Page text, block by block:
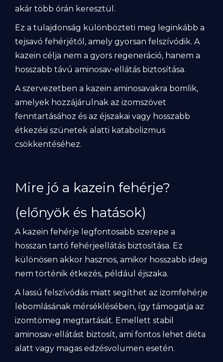
akár több órán keresztül.
Ez a tulajdonság különbözteti meg leginkább a
tejsavó fehérjétől, amely gyorsan felszívódik. A
kazein célja nem a gyors regeneráció, hanem a
hosszabb távú aminosav-ellátás biztosítása.
A szervezetben a kazein aminosavakra bomlik,
amelyek hozzájárulnak az izomszövet
fenntartásához és az éjszakai vagy hosszabb
étkezési szünetek alatti katabolizmus
csökkentéséhez.
Mire jó a kazein fehérje?
(előnyök és hatások)
A kazein fehérje legfontosabb szerepe a
hosszan tartó fehérjeellátás biztosítása. Ez
különösen akkor hasznos, amikor hosszabb ideig
nem történik étkezés, például éjszaka.
A lassú felszívódás miatt segíthet az izomfehérje
lebomlásának mérséklésében, így támogatja az
izomtömeg megtartását. Emellett stabil
aminosav-ellátást biztosít, ami fontos lehet diéta
alatt vagy magas edzésvolumen esetén.